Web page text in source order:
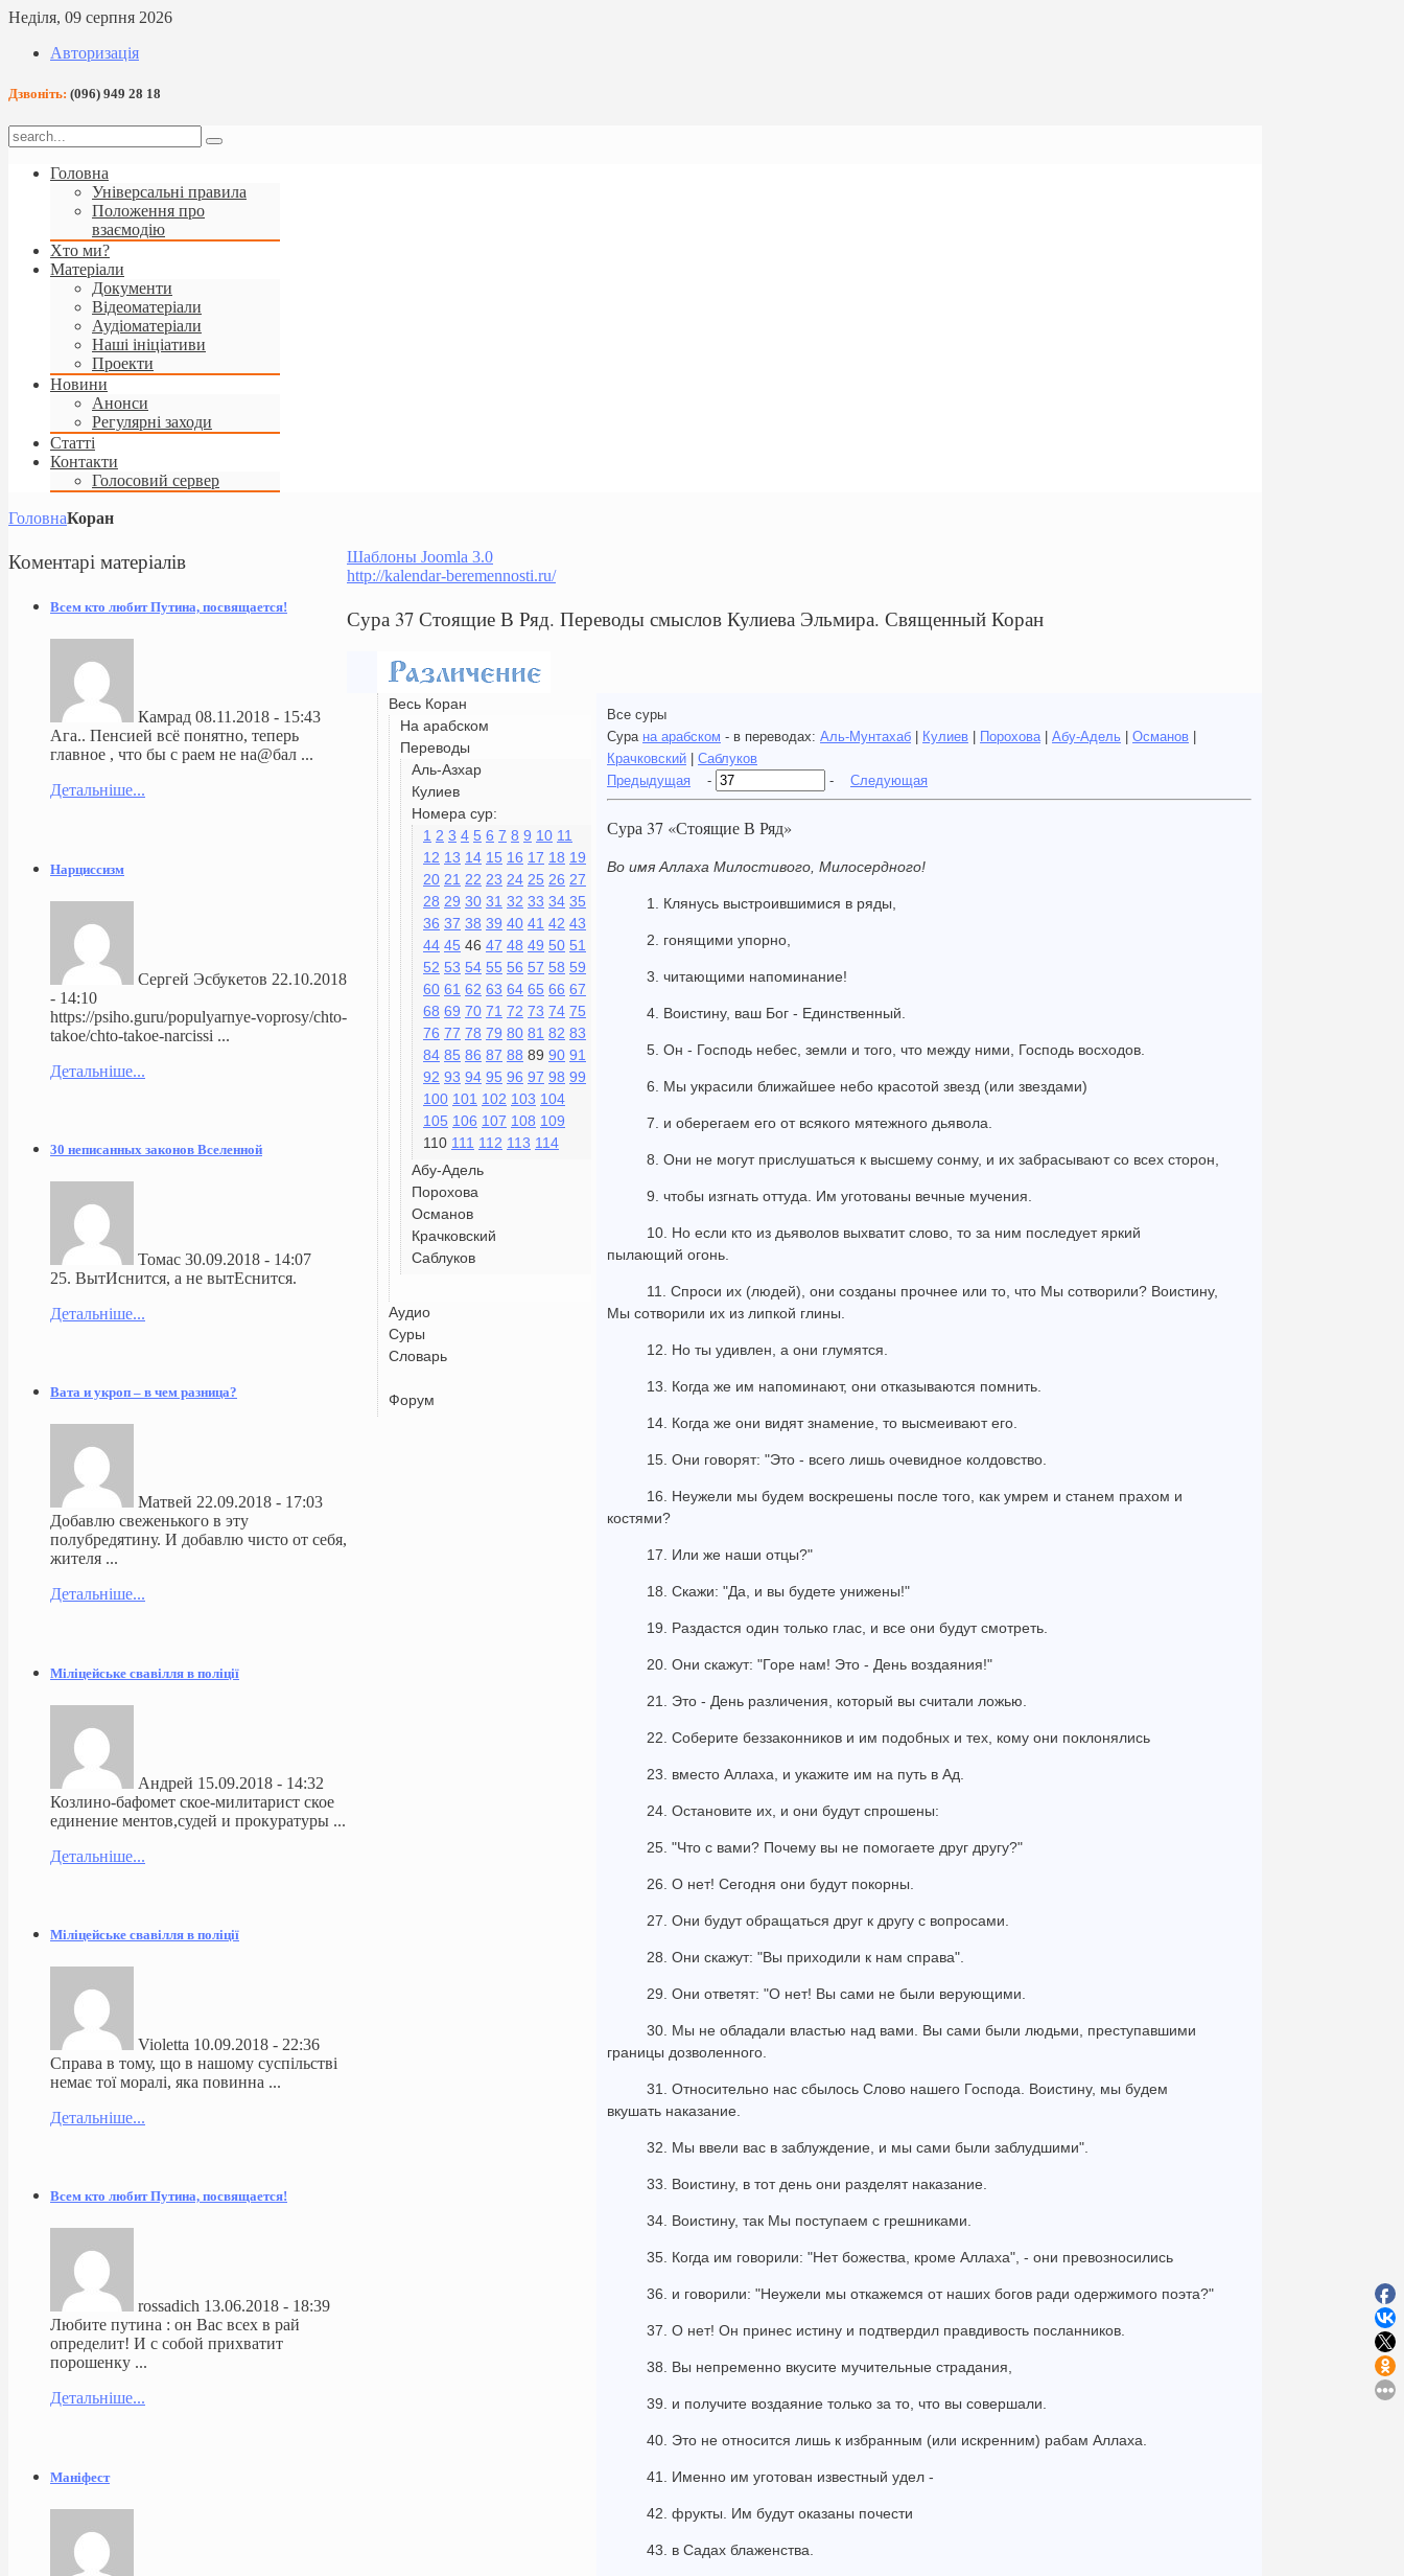
Неділя, 09 серпня 2026
Авторизація
Дзвоніть: (096) 949 28 18
Головна
Універсальні правила
Положення про
взаємодію
Хто ми?
Матеріали
Документи
Відеоматеріали
Аудіоматеріали
Наші ініціативи
Проекти
Новини
Анонси
Регулярні заходи
Статті
Контакти
Голосовий сервер
ГоловнаКоран
Шаблоны Joomla 3.0
http://kalendar-beremennosti.ru/
Сура 37 Стоящие В Ряд. Переводы смыслов Кулиева Эльмира. Священный Коран
Весь Коран
На арабском
Переводы
Аль-Азхар
Кулиев
Номера сур:
1 2 3 4 5 6 7 8 9 10 11
12 13 14 15 16 17 18 19
20 21 22 23 24 25 26 27
28 29 30 31 32 33 34 35
36 37 38 39 40 41 42 43
44 45 46 47 48 49 50 51
52 53 54 55 56 57 58 59
60 61 62 63 64 65 66 67
68 69 70 71 72 73 74 75
76 77 78 79 80 81 82 83
84 85 86 87 88 89 90 91
92 93 94 95 96 97 98 99
100 101 102 103 104
105 106 107 108 109
110 111 112 113 114
Абу-Адель
Порохова
Османов
Крачковский
Саблуков
Аудио
Суры
Словарь
Форум
Все суры
Сура на арабском - в переводах: Аль-Мунтахаб | Кулиев | Порохова | Абу-Адель | Османов |
Крачковский | Саблуков
Предыдущая - - Следующая
Сура 37 «Стоящие В Ряд»
Во имя Аллаха Милостивого, Милосердного!
1. Клянусь выстроившимися в ряды,
2. гонящими упорно,
3. читающими напоминание!
4. Воистину, ваш Бог - Единственный.
5. Он - Господь небес, земли и того, что между ними, Господь восходов.
6. Мы украсили ближайшее небо красотой звезд (или звездами)
7. и оберегаем его от всякого мятежного дьявола.
8. Они не могут прислушаться к высшему сонму, и их забрасывают со всех сторон,
9. чтобы изгнать оттуда. Им уготованы вечные мучения.
10. Но если кто из дьяволов выхватит слово, то за ним последует яркий
пылающий огонь.
11. Спроси их (людей), они созданы прочнее или то, что Мы сотворили? Воистину,
Мы сотворили их из липкой глины.
12. Но ты удивлен, а они глумятся.
13. Когда же им напоминают, они отказываются помнить.
14. Когда же они видят знамение, то высмеивают его.
15. Они говорят: "Это - всего лишь очевидное колдовство.
16. Неужели мы будем воскрешены после того, как умрем и станем прахом и
костями?
17. Или же наши отцы?"
18. Скажи: "Да, и вы будете унижены!"
19. Раздастся один только глас, и все они будут смотреть.
20. Они скажут: "Горе нам! Это - День воздаяния!"
21. Это - День различения, который вы считали ложью.
22. Соберите беззаконников и им подобных и тех, кому они поклонялись
23. вместо Аллаха, и укажите им на путь в Ад.
24. Остановите их, и они будут спрошены:
25. "Что с вами? Почему вы не помогаете друг другу?"
26. О нет! Сегодня они будут покорны.
27. Они будут обращаться друг к другу с вопросами.
28. Они скажут: "Вы приходили к нам справа".
29. Они ответят: "О нет! Вы сами не были верующими.
30. Мы не обладали властью над вами. Вы сами были людьми, преступавшими
границы дозволенного.
31. Относительно нас сбылось Слово нашего Господа. Воистину, мы будем
вкушать наказание.
32. Мы ввели вас в заблуждение, и мы сами были заблудшими".
33. Воистину, в тот день они разделят наказание.
34. Воистину, так Мы поступаем с грешниками.
35. Когда им говорили: "Нет божества, кроме Аллаха", - они превозносились
36. и говорили: "Неужели мы откажемся от наших богов ради одержимого поэта?"
37. О нет! Он принес истину и подтвердил правдивость посланников.
38. Вы непременно вкусите мучительные страдания,
39. и получите воздаяние только за то, что вы совершали.
40. Это не относится лишь к избранным (или искренним) рабам Аллаха.
41. Именно им уготован известный удел -
42. фрукты. Им будут оказаны почести
43. в Садах блаженства.
Коментарі матеріалів
Всем кто любит Путина, посвящается!
Камрад 08.11.2018 - 15:43
Ага.. Пенсией всё понятно, теперь
главное , что бы с раем не на@бал ...
Детальніше...
Нарциссизм
Сергей Эсбукетов 22.10.2018
- 14:10
https://psiho.guru/populyarnye-voprosy/chto-
takoe/chto-takoe-narcissi ...
Детальніше...
30 неписанных законов Вселенной
Томас 30.09.2018 - 14:07
25. ВытИснится, а не вытЕснится.
Детальніше...
Вата и укроп – в чем разница?
Матвей 22.09.2018 - 17:03
Добавлю свеженького в эту
полубредятину. И добавлю чисто от себя,
жителя ...
Детальніше...
Міліцейське свавілля в поліції
Андрей 15.09.2018 - 14:32
Козлино-бафомет ское-милитарист ское
единение ментов,судей и прокуратуры ...
Детальніше...
Міліцейське свавілля в поліції
Violetta 10.09.2018 - 22:36
Справа в тому, що в нашому суспільстві
немає тої моралі, яка повинна ...
Детальніше...
Всем кто любит Путина, посвящается!
rossadich 13.06.2018 - 18:39
Любите путина : он Вас всех в рай
определит! И с собой прихватит
порошенку ...
Детальніше...
Маніфест